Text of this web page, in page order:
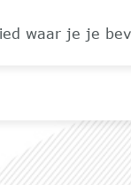
waar je je